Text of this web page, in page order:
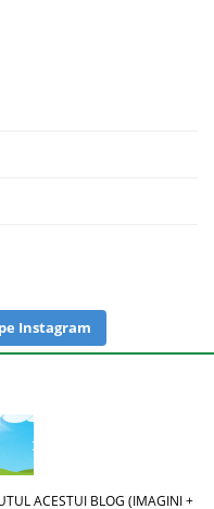
Instagram
ACESTUI BLOG (IMAGINI +